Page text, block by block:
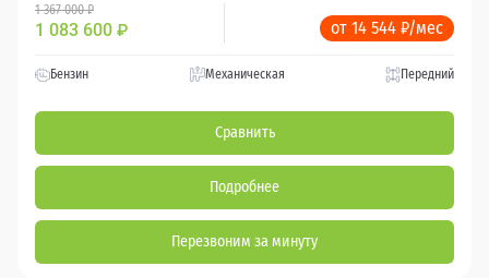
1 367 000 ₽
1 083 600 ₽ от 14 544 ₽/мес
Бензин Механическая Передний
Сравнить
Подробнее
Перезвоним за минуту